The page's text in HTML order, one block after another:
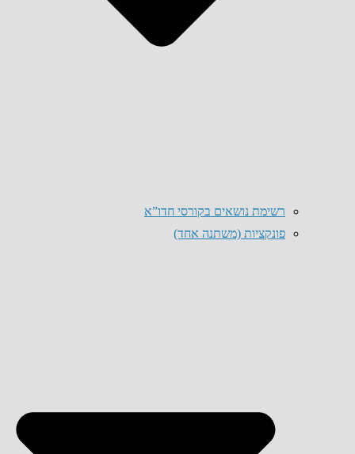
רשימת נושאים בקורסי חדו”א
פונקציות (משתנה אחד)